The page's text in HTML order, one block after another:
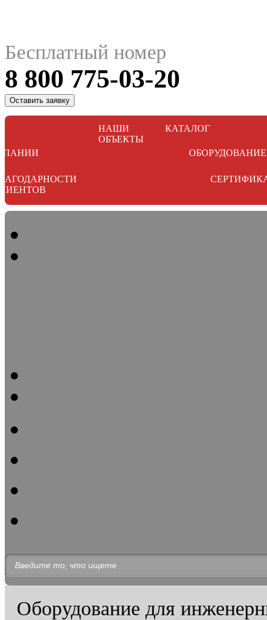
Бесплатный номер
8 800 775-03-20
Оставить заявку
НАШИ
ОБЪЕКТЫ
КАТАЛОГ
ОБОРУДОВАНИЕ
Оборудование для